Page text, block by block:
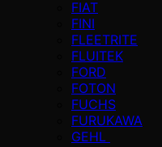
FIAT
FINI
FLEETRITE
FLUITEK
FORD
FOTON
FUCHS
FURUKAWA
GEHL